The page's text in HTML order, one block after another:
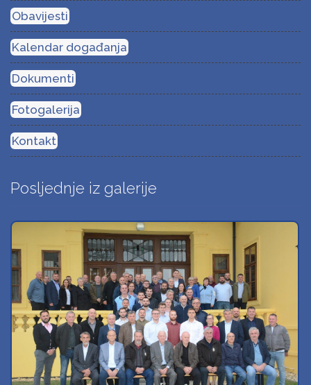
Obavijesti
Kalendar događanja
Dokumenti
Fotogalerija
Kontakt
Posljednje iz galerije